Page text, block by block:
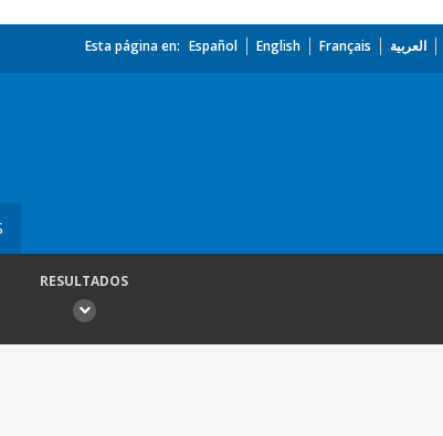
Esta página en: Español English Français العربية
RESULTADOS